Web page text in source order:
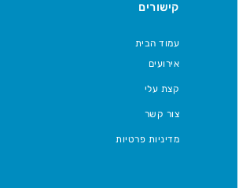
קישורים
עמוד הבית
אירועים
קצת עלי
צור קשר
מדיניות פרטיות